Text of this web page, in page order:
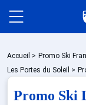
Packages
Stations
Accueil > Promo Ski
Les Portes du Soleil >
Promo Ski